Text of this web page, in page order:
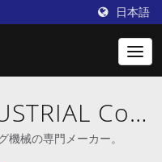
日本語
Co.,
械の専門メーカー。